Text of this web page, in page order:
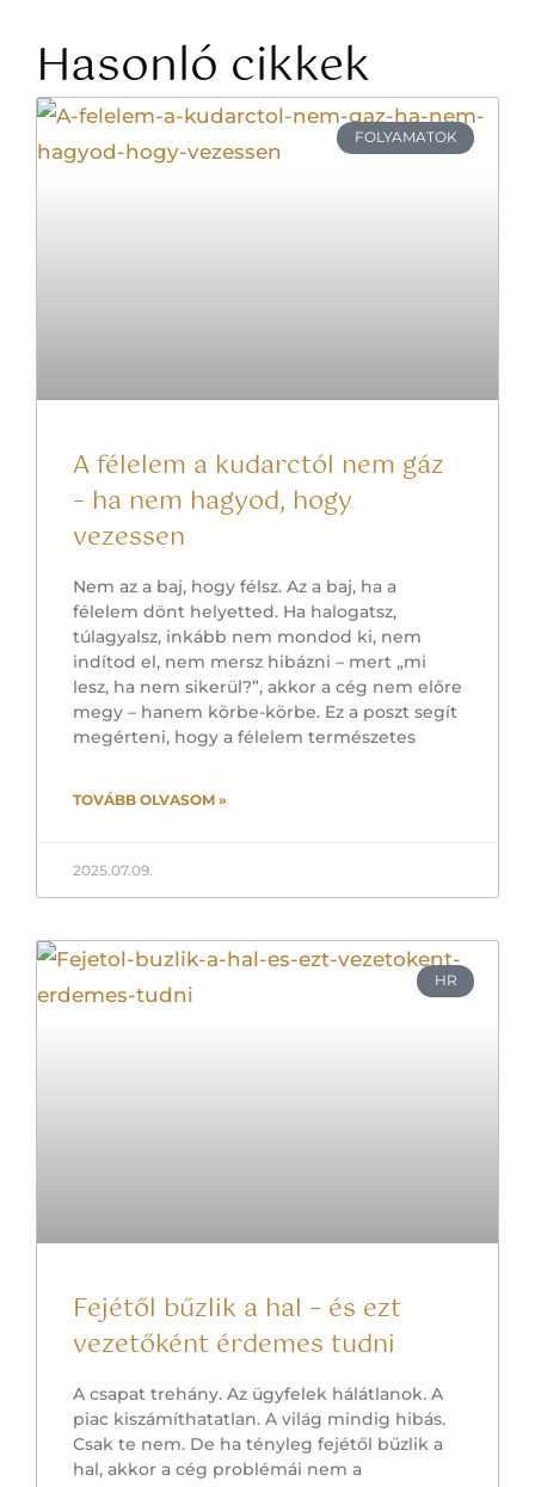
Hasonló cikkek
FOLYAMATOK
A félelem a kudarctól nem gáz
– ha nem hagyod, hogy
vezessen
Nem az a baj, hogy félsz. Az a baj, ha a
félelem dönt helyetted. Ha halogatsz,
túlagyalsz, inkább nem mondod ki, nem
indítod el, nem mersz hibázni – mert „mi
lesz, ha nem sikerül?”, akkor a cég nem előre
megy – hanem körbe-körbe. Ez a poszt segít
megérteni, hogy a félelem természetes
TOVÁBB OLVASOM »
2025.07.09.
HR
Fejétől bűzlik a hal – és ezt
vezetőként érdemes tudni
A csapat trehány. Az ügyfelek hálátlanok. A
piac kiszámíthatatlan. A világ mindig hibás.
Csak te nem. De ha tényleg fejétől bűzlik a
hal, akkor a cég problémái nem a